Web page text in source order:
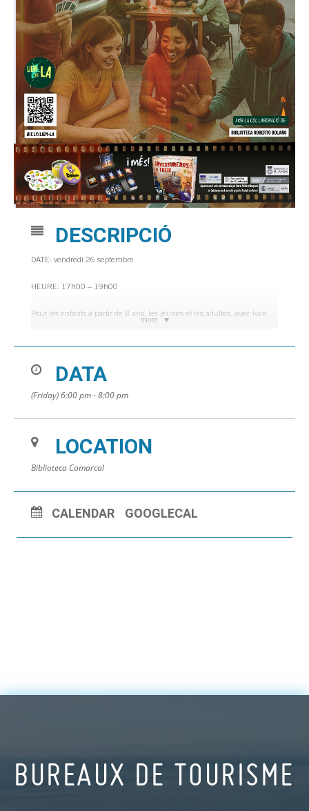
more
DESCRIPCIÓ
DATE: vendredi 26 septembre
HEURE: 17h00 – 19h00
Pour les enfants à partir de 8 ans, les jeunes et les adultes, avec Ivan
DATA
(Friday) 6:00 pm - 8:00 pm
LOCATION
Biblioteca Comarcal
CALENDAR GOOGLECAL
BUREAUX DE TOURISME